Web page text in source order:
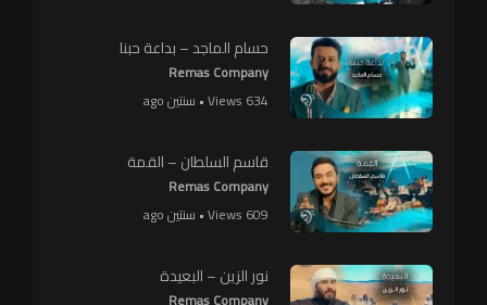
حسام الماجد – بداعة حبنا
Remas Company
634 Views • سنتين ago
قاسم السلطان – القمة
Remas Company
609 Views • سنتين ago
نور الزين – البعيدة
Remas Company